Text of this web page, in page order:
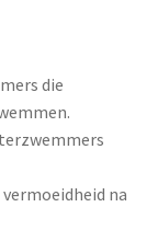
die
na